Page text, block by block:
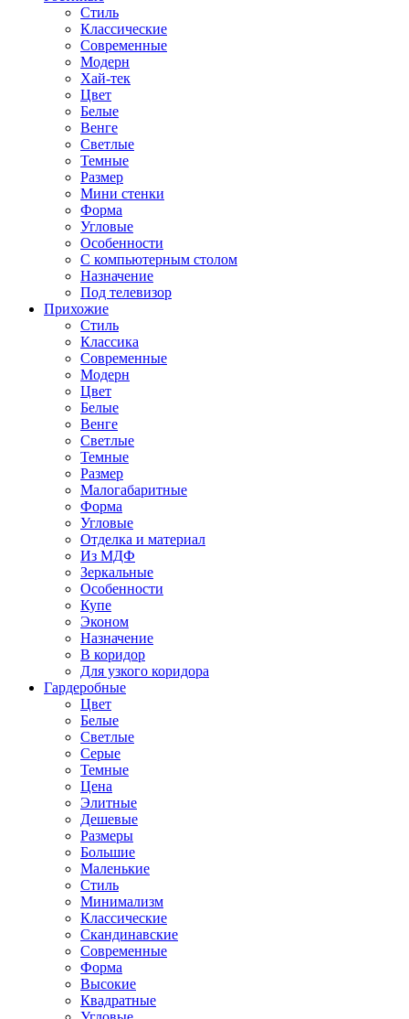
Стиль
Классические
Современные
Модерн
Хай-тек
Цвет
Белые
Венге
Светлые
Темные
Размер
Мини стенки
Форма
Угловые
Особенности
С компьютерным столом
Назначение
Под телевизор
Прихожие
Стиль
Классика
Современные
Модерн
Цвет
Белые
Венге
Светлые
Темные
Размер
Малогабаритные
Форма
Угловые
Отделка и материал
Из МДФ
Зеркальные
Особенности
Купе
Эконом
Назначение
В коридор
Для узкого коридора
Гардеробные
Цвет
Белые
Светлые
Серые
Темные
Цена
Элитные
Дешевые
Размеры
Большие
Маленькие
Стиль
Минимализм
Классические
Скандинавские
Современные
Форма
Высокие
Квадратные